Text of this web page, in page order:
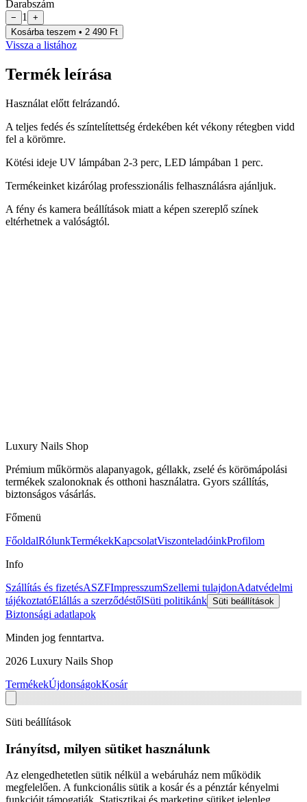
Darabszám
− 1
+
Kosárba teszem • 2 490 Ft
Vissza a listához
Termék leírása
Használat előtt felrázandó.
A teljes fedés és színtelítettség érdekében két vékony rétegben vidd
fel a körömre.
Kötési ideje UV lámpában 2-3 perc, LED lámpában 1 perc.
Termékeinket kizárólag professzionális felhasználásra ajánljuk.
A fény és kamera beállítások miatt a képen szereplő színek
eltérhetnek a valóságtól.
Luxury Nails Shop
Prémium műkörmös alapanyagok, géllakk, zselé és körömápolási
termékek szalonoknak és otthoni használatra. Gyors szállítás,
biztonságos vásárlás.
Főmenü
FőoldalRólunkTermékekKapcsolatViszonteladóinkProfilom
Info
Szállítás és fizetésASZFImpresszumSzellemi tulajdonAdatvédelmi
tájékoztatóElállás a szerződéstőlSüti politikánk Süti beállítások
Biztonsági adatlapok
Minden jog fenntartva.
2026 Luxury Nails Shop
TermékekÚjdonságokKosár
Süti beállítások
Irányítsd, milyen sütiket használunk
Az elengedhetetlen sütik nélkül a webáruház nem működik
megfelelően. A funkcionális sütik a kosár és a pénztár kényelmi